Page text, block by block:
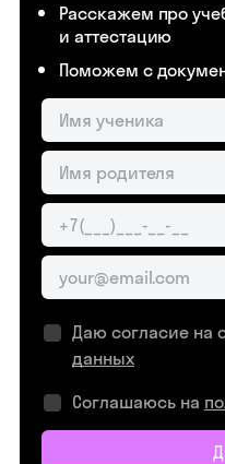
Расскажем про
и аттестацию
Поможем с
Даю согласие на
данных
Соглашаюсь на